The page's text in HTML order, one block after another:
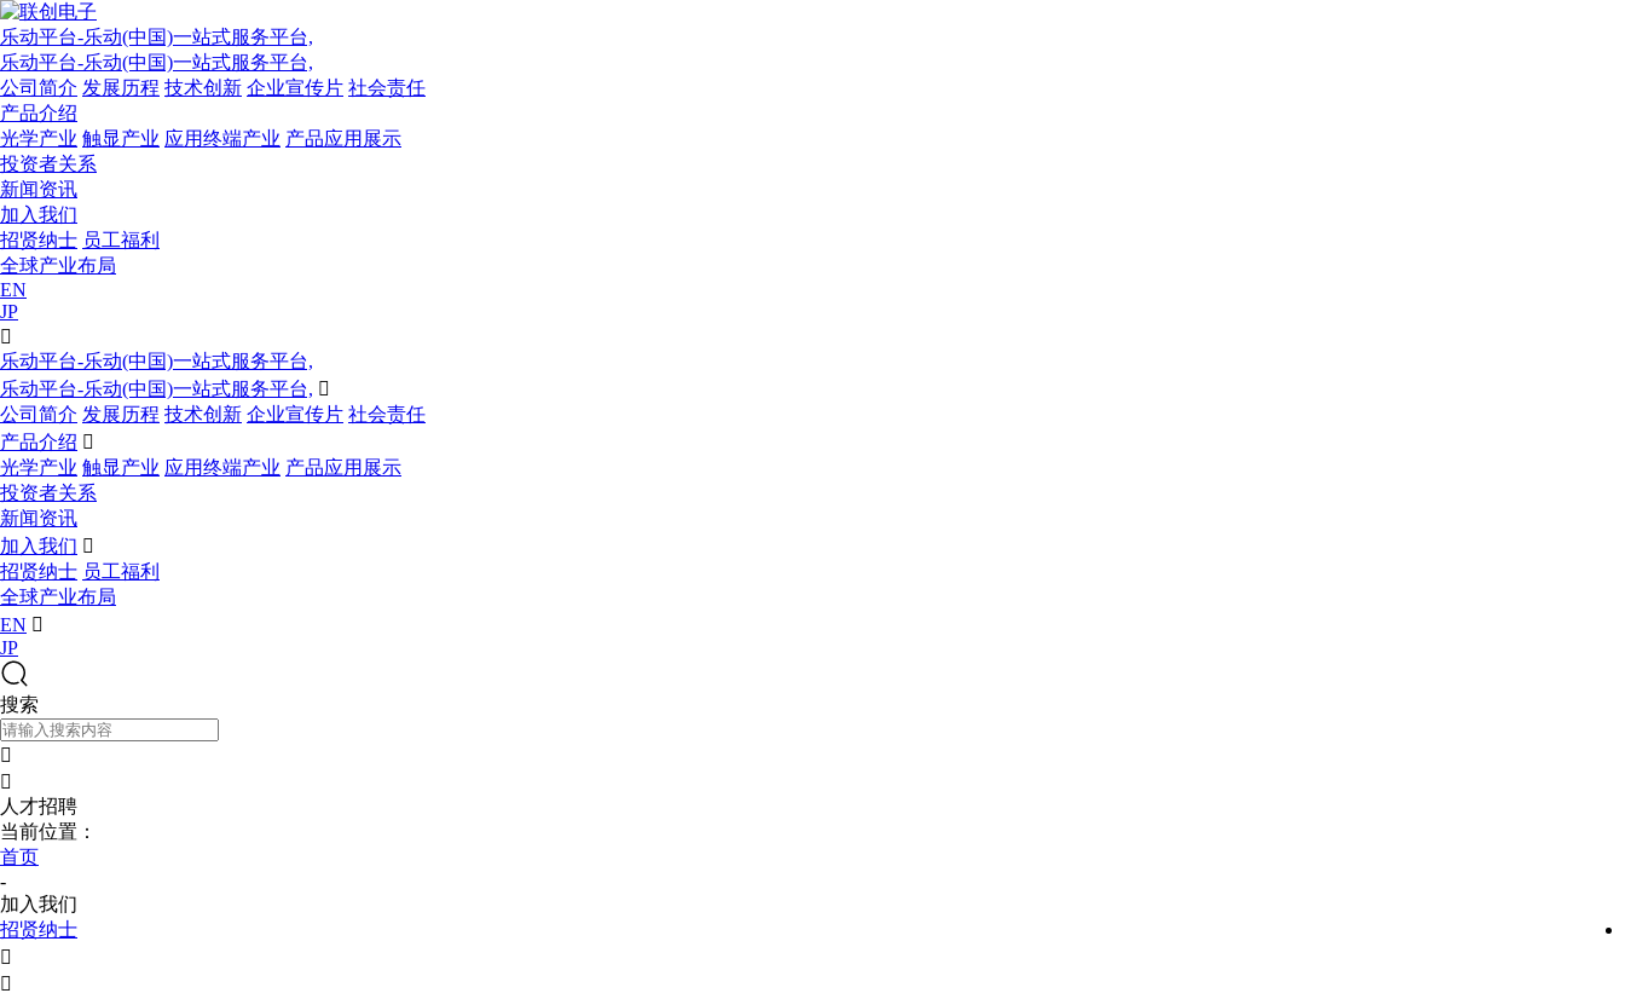
乐动平台-乐动(中国)一站式服务平台,
乐动平台-乐动(中国)一站式服务平台,
公司简介 发展历程 技术创新 企业宣传片 社会责任
产品介绍
光学产业 触显产业 应用终端产业 产品应用展示
投资者关系
新闻资讯
加入我们
招贤纳士 员工福利
全球产业布局
EN
JP

乐动平台-乐动(中国)一站式服务平台,
乐动平台-乐动(中国)一站式服务平台, 
公司简介 发展历程 技术创新 企业宣传片 社会责任
产品介绍 
光学产业 触显产业 应用终端产业 产品应用展示
投资者关系
新闻资讯
加入我们 
招贤纳士 员工福利
全球产业布局
EN 
JP
搜索


人才招聘
当前位置：
首页
-
加入我们
招贤纳士

